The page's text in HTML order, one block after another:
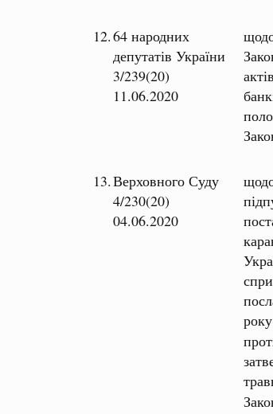
12.64 народних
депутатів України
3/239(20)
11.06.2020
13.Верховного Суду
4/230(20)
04.06.2020